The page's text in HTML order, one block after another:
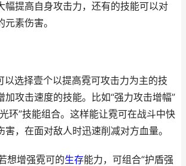
幅提高自身攻击力，还有的技能可以对
素伤害。
以选择壹个以提高霓可攻击力为主的技
加攻击速度的技能。比如“强力攻击增幅”
环”技能组合。这样能让霓可在战斗中快
害，在面对敌人时迅速削减对方血量。
想增强霓可的生存能力，可组合“护盾强